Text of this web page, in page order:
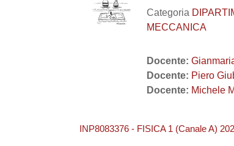
Categoria
MECCANICA
Docente:
Docente: Piero
Docente: Michele
INP8083376 - FISICA 1 (Canale A)